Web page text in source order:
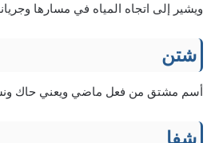
ويشير إلى اتجاه المياه في مسارها
شتن
أسم مشتق من فعل ماضي ويعني حاك
شفا